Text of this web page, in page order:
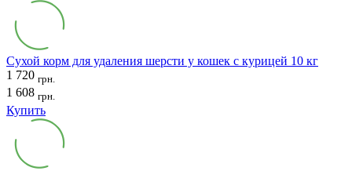
Сухой корм для удаления шерсти у кошек с курицей 10 кг
1 720 грн.
1 608 грн.
Купить